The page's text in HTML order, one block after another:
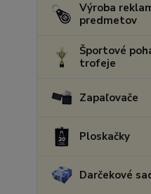
Výroba
predmetov
Športové
trofeje
Zapaľovače
Ploskačky
Darčekové